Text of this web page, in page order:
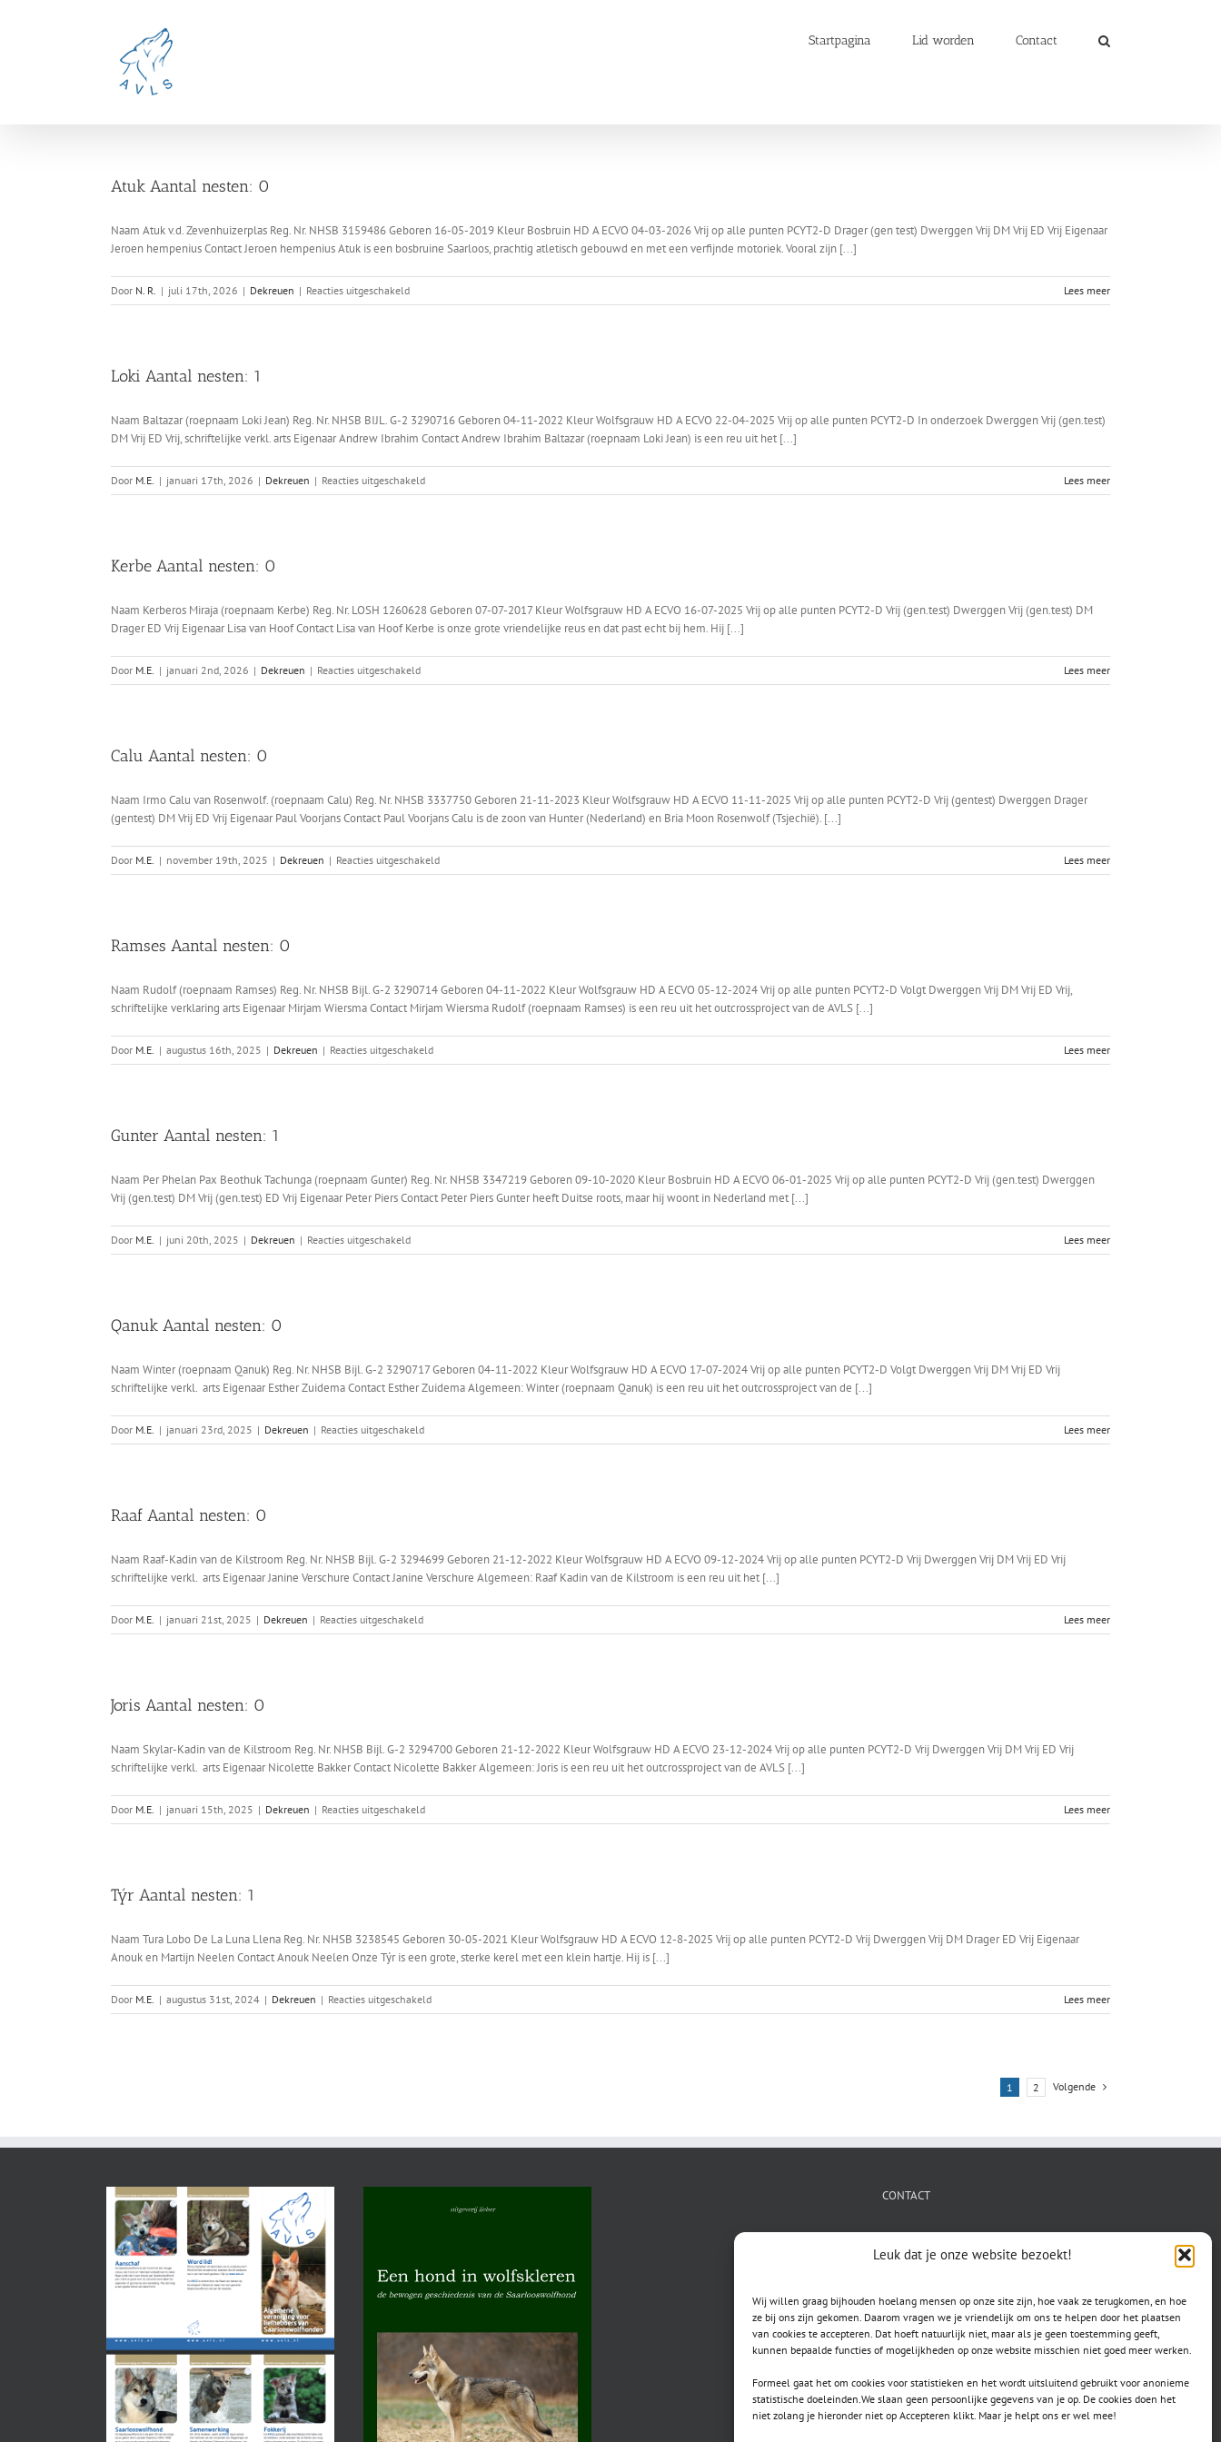
Leuk dat je onze website bezoekt!
Wij willen graag bijhouden hoelang mensen op onze site zijn, hoe vaak ze terugkomen, en hoe
ze bij ons zijn gekomen. Daarom vragen we je vriendelijk om ons te helpen door het plaatsen
van cookies te accepteren. Dat hoeft natuurlijk niet, maar als je geen toestemming geeft,
kunnen bepaalde functies of mogelijkheden op onze website misschien niet goed meer werken.
Formeel gaat het om cookies voor statistieken en het wordt uitsluitend gebruikt voor anonieme
statistische doeleinden.We slaan geen persoonlijke gegevens van je op. De cookies doen het
niet zolang je hieronder niet op Accepteren klikt. Maar je helpt ons er wel mee!
Startpagina Lid worden Contact
Atuk Aantal nesten: 0
Naam Atuk v.d. Zevenhuizerplas Reg. Nr. NHSB 3159486 Geboren 16-05-2019 Kleur Bosbruin HD A ECVO 04-03-2026 Vrij op alle punten PCYT2-D Drager (gen test) Dwerggen Vrij DM Vrij ED Vrij Eigenaar
Jeroen hempenius Contact Jeroen hempenius Atuk is een bosbruine Saarloos, prachtig atletisch gebouwd en met een verfijnde motoriek. Vooral zijn [...]
Door N. R. | juli 17th, 2026 | Dekreuen | Reacties uitgeschakeldvoor
Atuk
Lees meer
Loki Aantal nesten: 1
Naam Baltazar (roepnaam Loki Jean) Reg. Nr. NHSB BIJL. G-2 3290716 Geboren 04-11-2022 Kleur Wolfsgrauw HD A ECVO 22-04-2025 Vrij op alle punten PCYT2-D In onderzoek Dwerggen Vrij (gen.test)
DM Vrij ED Vrij, schriftelijke verkl. arts Eigenaar Andrew Ibrahim Contact Andrew Ibrahim Baltazar (roepnaam Loki Jean) is een reu uit het [...]
Door M.E. | januari 17th, 2026 | Dekreuen | Reacties uitgeschakeldvoor
Loki
Lees meer
Kerbe Aantal nesten: 0
Naam Kerberos Miraja (roepnaam Kerbe) Reg. Nr. LOSH 1260628 Geboren 07-07-2017 Kleur Wolfsgrauw HD A ECVO 16-07-2025 Vrij op alle punten PCYT2-D Vrij (gen.test) Dwerggen Vrij (gen.test) DM
Drager ED Vrij Eigenaar Lisa van Hoof Contact Lisa van Hoof Kerbe is onze grote vriendelijke reus en dat past echt bij hem. Hij [...]
Door M.E. | januari 2nd, 2026 | Dekreuen | Reacties uitgeschakeldvoor
Kerbe
Lees meer
Calu Aantal nesten: 0
Naam Irmo Calu van Rosenwolf. (roepnaam Calu) Reg. Nr. NHSB 3337750 Geboren 21-11-2023 Kleur Wolfsgrauw HD A ECVO 11-11-2025 Vrij op alle punten PCYT2-D Vrij (gentest) Dwerggen Drager
(gentest) DM Vrij ED Vrij Eigenaar Paul Voorjans Contact Paul Voorjans Calu is de zoon van Hunter (Nederland) en Bria Moon Rosenwolf (Tsjechië). [...]
Door M.E. | november 19th, 2025 | Dekreuen | Reacties uitgeschakeldvoor
Calu
Lees meer
Ramses Aantal nesten: 0
Naam Rudolf (roepnaam Ramses) Reg. Nr. NHSB Bijl. G-2 3290714 Geboren 04-11-2022 Kleur Wolfsgrauw HD A ECVO 05-12-2024 Vrij op alle punten PCYT2-D Volgt Dwerggen Vrij DM Vrij ED Vrij,
schriftelijke verklaring arts Eigenaar Mirjam Wiersma Contact Mirjam Wiersma Rudolf (roepnaam Ramses) is een reu uit het outcrossproject van de AVLS [...]
Door M.E. | augustus 16th, 2025 | Dekreuen | Reacties uitgeschakeldvoor
Ramses
Lees meer
Gunter Aantal nesten: 1
Naam Per Phelan Pax Beothuk Tachunga (roepnaam Gunter) Reg. Nr. NHSB 3347219 Geboren 09-10-2020 Kleur Bosbruin HD A ECVO 06-01-2025 Vrij op alle punten PCYT2-D Vrij (gen.test) Dwerggen
Vrij (gen.test) DM Vrij (gen.test) ED Vrij Eigenaar Peter Piers Contact Peter Piers Gunter heeft Duitse roots, maar hij woont in Nederland met [...]
Door M.E. | juni 20th, 2025 | Dekreuen | Reacties uitgeschakeldvoor
Gunter
Lees meer
Qanuk Aantal nesten: 0
Naam Winter (roepnaam Qanuk) Reg. Nr. NHSB Bijl. G-2 3290717 Geboren 04-11-2022 Kleur Wolfsgrauw HD A ECVO 17-07-2024 Vrij op alle punten PCYT2-D Volgt Dwerggen Vrij DM Vrij ED Vrij
schriftelijke verkl. arts Eigenaar Esther Zuidema Contact Esther Zuidema Algemeen: Winter (roepnaam Qanuk) is een reu uit het outcrossproject van de [...]
Door M.E. | januari 23rd, 2025 | Dekreuen | Reacties uitgeschakeldvoor
Qanuk
Lees meer
Raaf Aantal nesten: 0
Naam Raaf-Kadin van de Kilstroom Reg. Nr. NHSB Bijl. G-2 3294699 Geboren 21-12-2022 Kleur Wolfsgrauw HD A ECVO 09-12-2024 Vrij op alle punten PCYT2-D Vrij Dwerggen Vrij DM Vrij ED Vrij
schriftelijke verkl. arts Eigenaar Janine Verschure Contact Janine Verschure Algemeen: Raaf Kadin van de Kilstroom is een reu uit het [...]
Door M.E. | januari 21st, 2025 | Dekreuen | Reacties uitgeschakeldvoor
Raaf
Lees meer
Joris Aantal nesten: 0
Naam Skylar-Kadin van de Kilstroom Reg. Nr. NHSB Bijl. G-2 3294700 Geboren 21-12-2022 Kleur Wolfsgrauw HD A ECVO 23-12-2024 Vrij op alle punten PCYT2-D Vrij Dwerggen Vrij DM Vrij ED Vrij
schriftelijke verkl. arts Eigenaar Nicolette Bakker Contact Nicolette Bakker Algemeen: Joris is een reu uit het outcrossproject van de AVLS [...]
Door M.E. | januari 15th, 2025 | Dekreuen | Reacties uitgeschakeldvoor
Joris
Lees meer
Týr Aantal nesten: 1
Naam Tura Lobo De La Luna Llena Reg. Nr. NHSB 3238545 Geboren 30-05-2021 Kleur Wolfsgrauw HD A ECVO 12-8-2025 Vrij op alle punten PCYT2-D Vrij Dwerggen Vrij DM Drager ED Vrij Eigenaar
Anouk en Martijn Neelen Contact Anouk Neelen Onze Týr is een grote, sterke kerel met een klein hartje. Hij is [...]
Door M.E. | augustus 31st, 2024 | Dekreuen | Reacties uitgeschakeldvoor
Týr
Lees meer
1 2 Volgende
CONTACT